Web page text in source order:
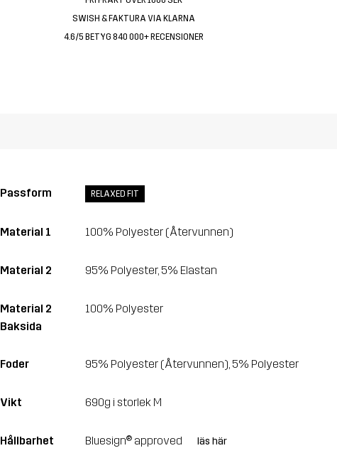
SWISH & FAKTURA VIA KLARNA
4.6/5 BETYG 840 000+ RECENSIONER
Passform RELAXED FIT
Material 1 100% Polyester (Återvunnen)
Material 2 95% Polyester, 5% Elastan
Material 2
Baksida
100% Polyester
Foder 95% Polyester (Återvunnen), 5% Polyester
Vikt 690g i storlek M
Hållbarhet Bluesign® approved läs här